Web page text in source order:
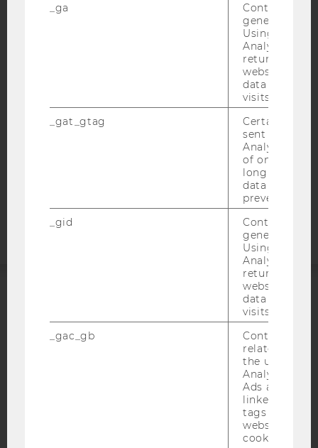
BARRIEREFREIHEITSERKLÄRUNG WEBSEITE
DATENSCHUTZERKLÄRUNG SOCIAL MEDIA
DATENSCHUTZERKLÄRUNG
STUDIENBEWERBER*INNEN UND STUDIERENDE
Barrierefreiheitserklärung
Webseite
EQUIS
_ga
Contains a
generated
Using this
Analytics can
returning
website and
data from
visits.
_gat_gtag
Certain data
sent to
Analytics a
of once per
long as it is
data
prevented.
_gid
Contains a
generated
Using this
Analytics can
returning
website and
data from
visits.
_gac_gb
Contains
related
the user. If
Analytics and
Ads accounts
linked, the
tags on the
website read
cookie.